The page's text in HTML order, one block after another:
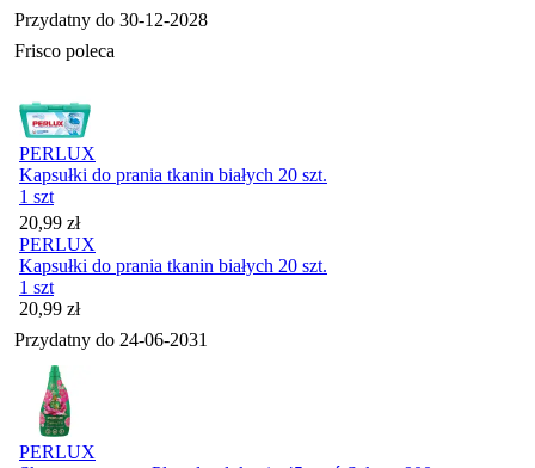
Przydatny do 30-12-2028
Frisco poleca
PERLUX
Kapsułki do prania tkanin białych 20 szt.
1 szt
Cena
20,99 zł
PERLUX
Kapsułki do prania tkanin białych 20 szt.
1 szt
Cena
20,99 zł
Przydatny do 24-06-2031
PERLUX